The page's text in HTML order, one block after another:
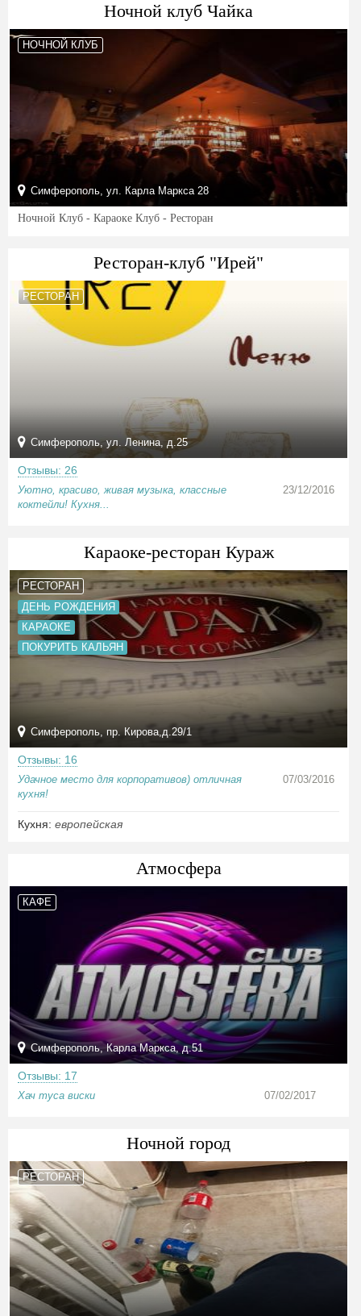
Ночной клуб Чайка
НОЧНОЙ КЛУБ
Симферополь, ул. Карла Маркса 28
Ночной Клуб - Караоке Клуб - Ресторан
Ресторан-клуб "Ирей"
РЕСТОРАН
Симферополь, ул. Ленина, д.25
Отзывы: 26
Уютно, красиво, живая музыка, классные
коктейли! Кухня...
23/12/2016
Караоке-ресторан Кураж
РЕСТОРАН
ДЕНЬ РОЖДЕНИЯ
КАРАОКЕ
ПОКУРИТЬ КАЛЬЯН
Симферополь, пр. Кирова,д.29/1
Отзывы: 16
Удачное место для корпоративов) отличная
кухня!
07/03/2016
Кухня: европейская
Атмосфера
КАФЕ
Симферополь, Карла Маркса, д.51
Отзывы: 17
Хач туса виски 07/02/2017
Ночной город
РЕСТОРАН